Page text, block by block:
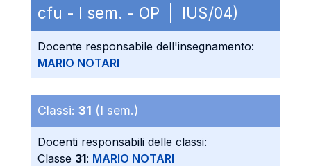
cfu - I sem. - OP | IUS/04)
Docente responsabile dell'insegnamento:
MARIO NOTARI
Classi: 31 (I sem.)
Docenti responsabili delle classi:
Classe 31: MARIO NOTARI